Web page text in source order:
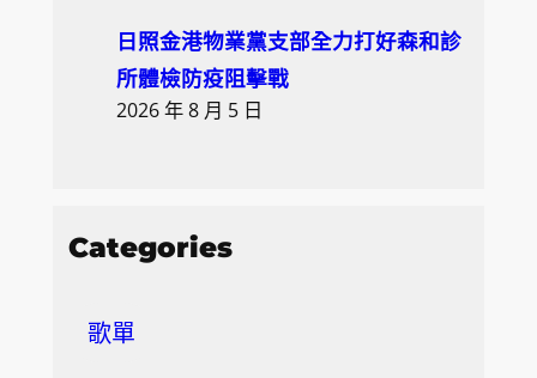
日照金港物業黨支部全力打好森和診
所體檢防疫阻擊戰
2026 年 8 月 5 日
Categories
歌單